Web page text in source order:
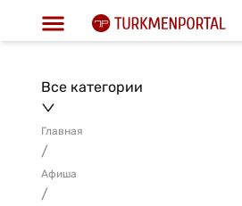
Все категории
Главная
/
Афиша
/